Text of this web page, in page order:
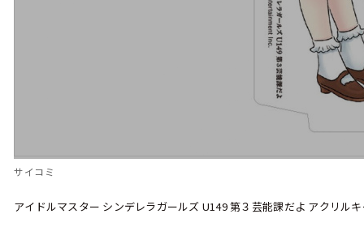
サイコミ
アイドルマスター シンデレラガールズ U149 第３芸能課だよ アクリル